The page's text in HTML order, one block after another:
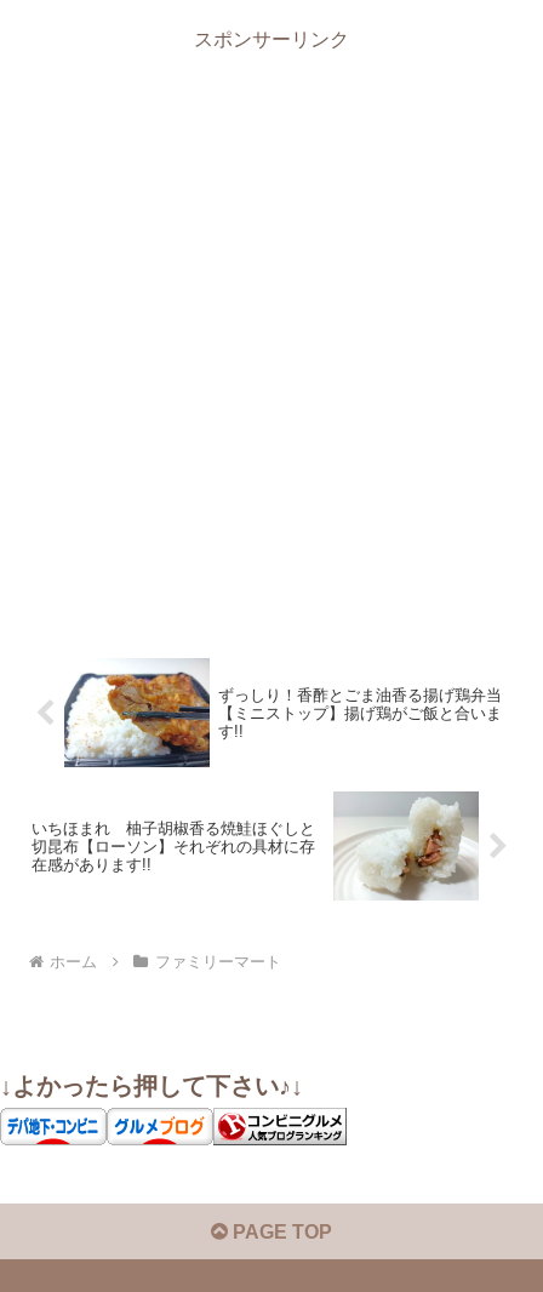
スポンサーリンク
ずっしり！香酢とごま油香る揚げ鶏弁当
【ミニストップ】揚げ鶏がご飯と合いま
す!!
いちほまれ 柚子胡椒香る焼鮭ほぐしと
切昆布【ローソン】それぞれの具材に存
在感があります!!
ホーム ファミリーマート
↓よかったら押して下さい♪↓
PAGE TOP